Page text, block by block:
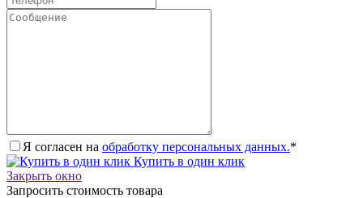
Я согласен на обработку персональных данных.*
Купить в один клик
Закрыть окно
Запросить стоимость товара